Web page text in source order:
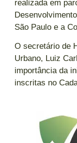
realizada em
São Paulo e a
O secretário de
Urbano, Luiz
importância da
inscritas no